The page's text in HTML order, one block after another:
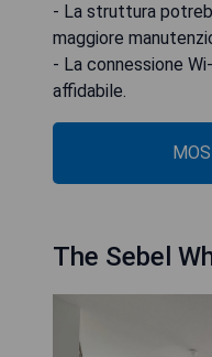
- La struttura
maggiore
- La connessione
affidabile.
The Sebel